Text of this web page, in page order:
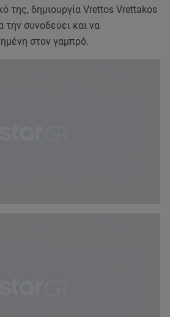
της, δημιουργία Vrettos Vrettakos
την συνοδεύει και να
στον γαμπρό.